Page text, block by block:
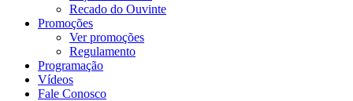
Recado do Ouvinte
Promoções
Ver promoções
Regulamento
Programação
Vídeos
Fale Conosco